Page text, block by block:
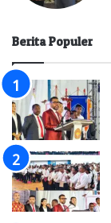
Berita Populer